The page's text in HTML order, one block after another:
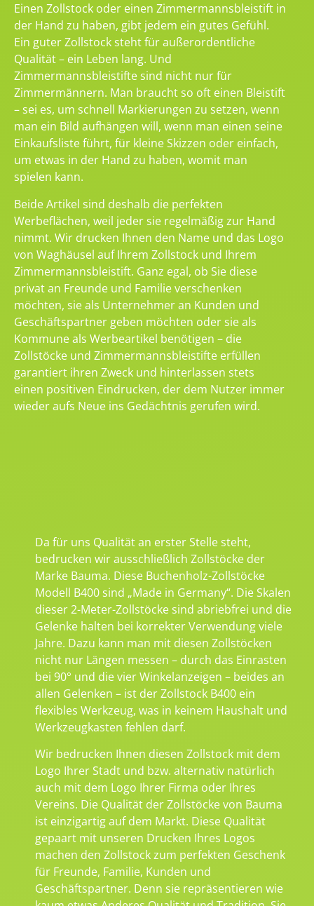
Einen Zollstock oder einen Zimmermannsbleistift in
der Hand zu haben, gibt jedem ein gutes Gefühl.
Ein guter Zollstock steht für außerordentliche
Qualität – ein Leben lang. Und
Zimmermannsbleistifte sind nicht nur für
Zimmermännern. Man braucht so oft einen Bleistift
– sei es, um schnell Markierungen zu setzen, wenn
man ein Bild aufhängen will, wenn man einen seine
Einkaufsliste führt, für kleine Skizzen oder einfach,
um etwas in der Hand zu haben, womit man
spielen kann.
Beide Artikel sind deshalb die perfekten
Werbeflächen, weil jeder sie regelmäßig zur Hand
nimmt. Wir drucken Ihnen den Name und das Logo
von Waghäusel auf Ihrem Zollstock und Ihrem
Zimmermannsbleistift. Ganz egal, ob Sie diese
privat an Freunde und Familie verschenken
möchten, sie als Unternehmer an Kunden und
Geschäftspartner geben möchten oder sie als
Kommune als Werbeartikel benötigen – die
Zollstöcke und Zimmermannsbleistifte erfüllen
garantiert ihren Zweck und hinterlassen stets
einen positiven Eindrucken, der dem Nutzer immer
wieder aufs Neue ins Gedächtnis gerufen wird.
Da für uns Qualität an erster Stelle steht,
bedrucken wir ausschließlich Zollstöcke der
Marke Bauma. Diese Buchenholz-Zollstöcke
Modell B400 sind „Made in Germany“. Die Skalen
dieser 2-Meter-Zollstöcke sind abriebfrei und die
Gelenke halten bei korrekter Verwendung viele
Jahre. Dazu kann man mit diesen Zollstöcken
nicht nur Längen messen – durch das Einrasten
bei 90° und die vier Winkelanzeigen – beides an
allen Gelenken – ist der Zollstock B400 ein
flexibles Werkzeug, was in keinem Haushalt und
Werkzeugkasten fehlen darf.
Wir bedrucken Ihnen diesen Zollstock mit dem
Logo Ihrer Stadt und bzw. alternativ natürlich
auch mit dem Logo Ihrer Firma oder Ihres
Vereins. Die Qualität der Zollstöcke von Bauma
ist einzigartig auf dem Markt. Diese Qualität
gepaart mit unseren Drucken Ihres Logos
machen den Zollstock zum perfekten Geschenk
für Freunde, Familie, Kunden und
Geschäftspartner. Denn sie repräsentieren wie